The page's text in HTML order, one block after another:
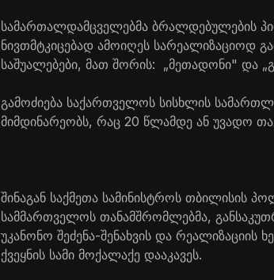
სამართალდამცველებმა ბრალდებულების
ნივთმტკიცებად ამოიღეს სარეალიზაციოდ
საშუალებები, მათ შორის: „მეთადონი" და
გამოძიება საქართველოს სისხლის
მიმდინარეობს, რაც 20 წლამდე ან უვადო
შინაგან საქმეთა სამინისტროს თბილისის
სამმართველოს თანამშრომლებმა,
უკანონო შეძენა-შენახვის და
ქვეყნის სამი მოქალაქე დააკავეს.